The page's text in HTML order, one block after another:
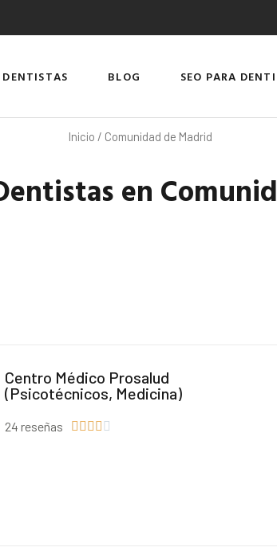
DENTISTAS BLOG SEO PARA
Inicio / Comunidad de Madrid
en
Centro Médico Prosalud
(Psicotécnicos, Medicina)
24 reseñas     